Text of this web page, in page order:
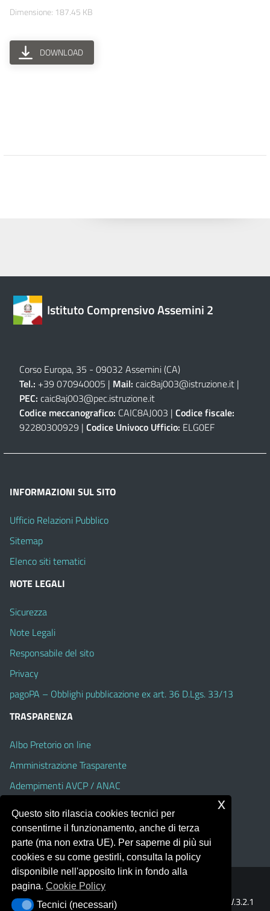
Dimensione: 187.45 KB
DOWNLOAD
Istituto Comprensivo Assemini 2
Corso Europa, 35 - 09032 Assemini (CA)
Tel.: +39 070940005 | Mail: caic8aj003@istruzione.it |
PEC: caic8aj003@pec.istruzione.it
Codice meccanografico: CAIC8AJ003 | Codice fiscale:
92280300929 | Codice Univoco Ufficio: ELG0EF
INFORMAZIONI SUL SITO
Ufficio Relazioni Pubblico
Sitemap
Elenco siti tematici
NOTE LEGALI
Sicurezza
Note Legali
Responsabile del sito
Privacy
pagoPA – Obblighi pubblicazione ex art. 36 D.Lgs. 33/13
TRASPARENZA
Albo Pretorio on line
Amministrazione Trasparente
Adempimenti AVCP / ANAC
Dichiarazione di accessibilità
Portale realizzato con la piattaforma
Template Italia configurato sul tema accessibile
V.3.2.1
Questo sito rilascia cookies tecnici per
consentirne il funzionamento, anche di terza
parte (ma non extra UE). Per saperne di più sui
cookies e su come gestirli, consulta la policy
disponibile nell'apposito link in fondo alla
pagina.Cookie Policy
Tecnici (necessari)
Tecnici (necessari)
x